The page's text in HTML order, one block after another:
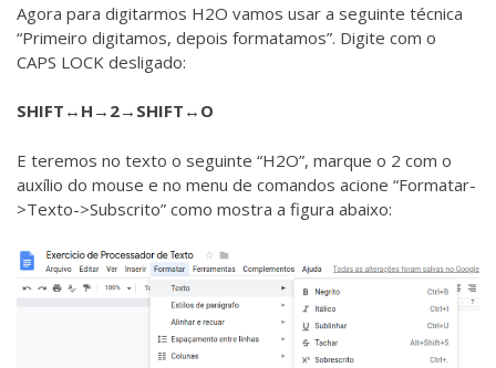
Agora para digitarmos H2O vamos usar a seguinte técnica
“Primeiro digitamos, depois formatamos”. Digite com o
CAPS LOCK desligado:
SHIFT↔H→2→SHIFT↔O
E teremos no texto o seguinte “H2O”, marque o 2 com o
auxílio do mouse e no menu de comandos acione “Formatar-
>Texto->Subscrito” como mostra a figura abaixo: